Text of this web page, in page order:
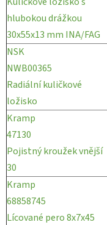
hlubokou drážkou
30x55x13 mm INA/FAG
NSK
NWB00365
Radiální kuličkové
ložisko
Kramp
47130
Pojistný kroužek vnější
30
Kramp
68858745
Lícované pero 8x7x45